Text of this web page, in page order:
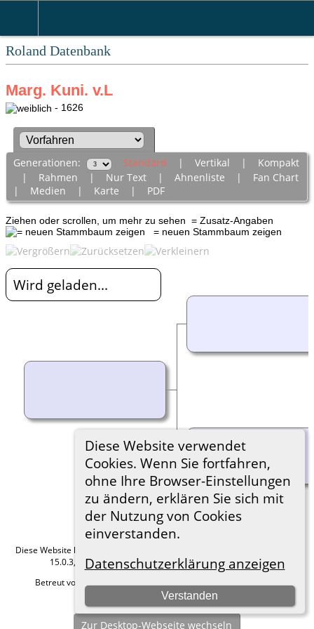
Roland Datenbank
Diese Website verwendet
Cookies. Wenn Sie fortfahren,
ohne Ihre Browser-Einstellungen
zu ändern, erklären Sie sich mit
der Nutzung von Cookies
einverstanden.
Datenschutzerklärung anzeigen
Verstanden
Marg. Kuni. v.L
- 1626
Generationen: Standard | Vertikal | Kompakt
| Rahmen | Nur Text| Ahnenliste | Fan Chart
| Medien | Karte | PDF
Ziehen oder scrollen, um mehr zu sehen = Zusatz-Angaben
= neuen Stammbaum zeigen
Wird geladen...
Diese Website läuft mit
15.0.3, programmiert von Darrin Lythgoe © 2001-2026.
Betreut von
Hier geht es zum Impressum
Zur Desktop-Webseite wechseln